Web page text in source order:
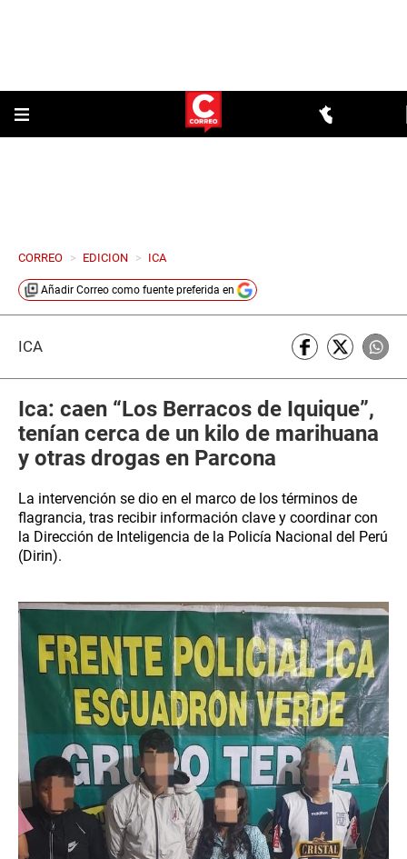
CORREO > EDICION > ICA
Añadir Correo como fuente preferida en
ICA
Ica: caen “Los Berracos de Iquique”,
tenían cerca de un kilo de marihuana
y otras drogas en Parcona
La intervención se dio en el marco de los términos de
flagrancia, tras recibir información clave y coordinar con
la Dirección de Inteligencia de la Policía Nacional del Perú
(Dirin).